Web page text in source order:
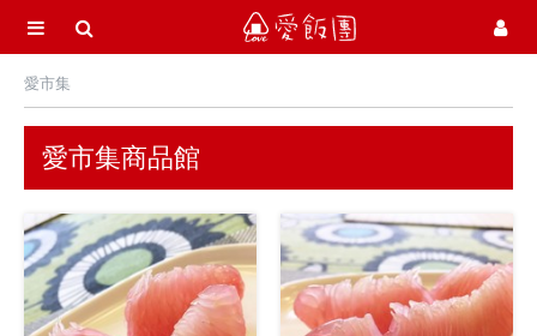
選單
愛市集商品館
Blog
會員服務
愛市集
愛市集商品館